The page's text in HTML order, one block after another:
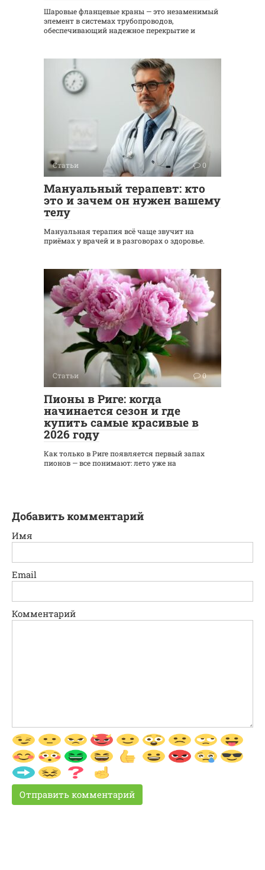
Шаровые фланцевые краны — это незаменимый
элемент в системах трубопроводов,
обеспечивающий надежное перекрытие и
Статьи 0
Мануальный терапевт: кто
это и зачем он нужен вашему
телу
Мануальная терапия всё чаще звучит на
приёмах у врачей и в разговорах о здоровье.
Статьи 0
Пионы в Риге: когда
начинается сезон и где
купить самые красивые в
2026 году
Как только в Риге появляется первый запах
пионов — все понимают: лето уже на
Добавить комментарий
Имя
Email
Комментарий